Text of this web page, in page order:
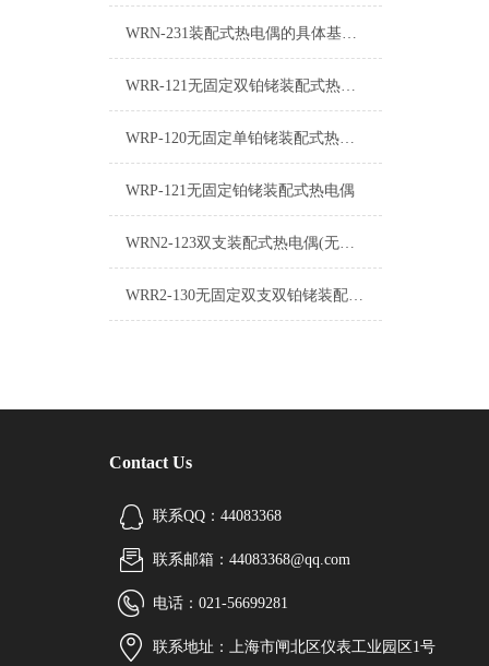
WRN-231装配式热电偶的具体基本要求选配
WRR-121无固定双铂铑装配式热电偶
WRP-120无固定单铂铑装配式热电偶简介
WRP-121无固定铂铑装配式热电偶
WRN2-123双支装配式热电偶(无固定防溅式)
WRR2-130无固定双支双铂铑装配式热电偶
Contact Us
联系QQ：44083368
联系邮箱：44083368@qq.com
电话：021-56699281
联系地址：上海市闸北区仪表工业园区1号